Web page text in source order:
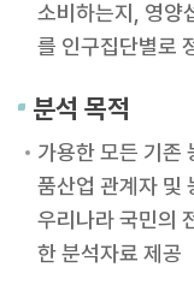
소비하는지, 영양
를 인구집단별로
분석 목적
가용한 모든 기존
품산업 관계자 및
우리나라 국민의
한 분석자료 제공